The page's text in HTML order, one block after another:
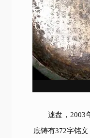
逨盘，2003
底铸有372字铭